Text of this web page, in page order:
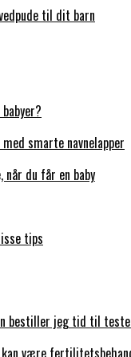
til dit barn
smarte navnelapper
du får en baby
tips
bestiller jeg tid til
kan være